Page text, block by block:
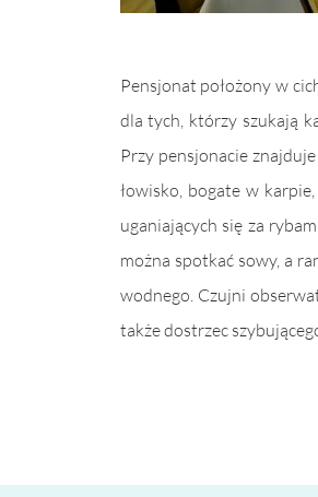
Pensjonat położony w
dla tych, którzy szukają
Przy pensjonacie
łowisko, bogate w
uganiających się za
można spotkać sowy, a
wodnego. Czujni
także dostrzec